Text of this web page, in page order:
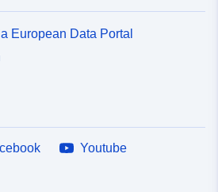
European Data Portal
Youtube